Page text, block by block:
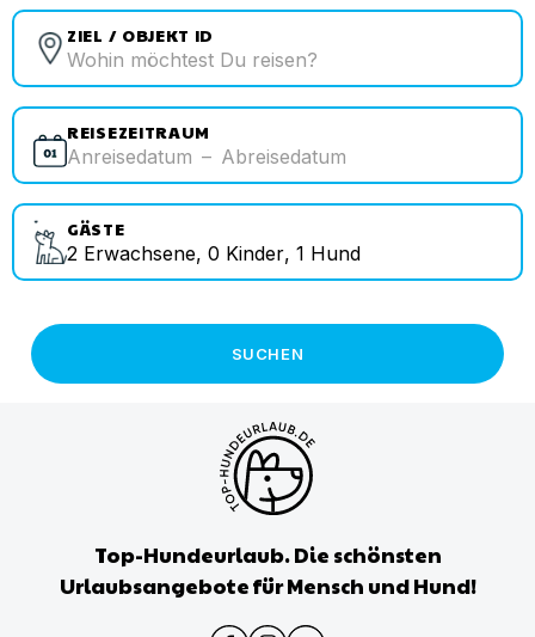
ZIEL / OBJEKT ID
REISEZEITRAUM
Anreisedatum – Abreisedatum
GÄSTE
2 Erwachsene, 0 Kinder, 1 Hund
SUCHEN
Top-Hundeurlaub. Die schönsten
Urlaubsangebote für Mensch und Hund!